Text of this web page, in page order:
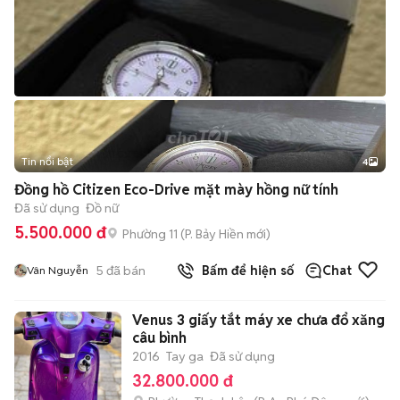
Tin nổi bật 4
Đồng hồ Citizen Eco-Drive mặt mày hồng nữ tính
Đã sử dụng Đồ nữ
5.500.000 đ Phường 11 (P. Bảy Hiền mới)
Vân Nguyễn 5 đã bán Bấm để hiện số Chat
Venus 3 giấy tắt máy xe chưa đổ xăng
câu bình
2016 Tay ga Đã sử dụng
32.800.000 đ